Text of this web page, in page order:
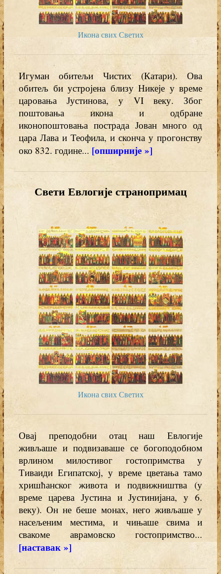
Икона свих Светих
Игуман обитељи Чистих (Катари). Ова
обитељ би устројена близу Никеје у време
царовања Јустинова, у VI веку. Због
поштовања икона и одбране
иконопоштовања пострада Јован много од
цара Лава и Теофила, и сконча у прогонству
око 832. године... [опширније »]
Свети Евлогије странопримац
Икона свих Светих
Овај преподобни отац наш Евлогије
живљаше и подвизаваше се богоподобном
врлином милостивог гостопримства у
Тиваиди Египатској, у време цветања тамо
хришћанског живота и подвижништва (у
време царева Јустина и Јустинијана, у 6.
веку). Он не беше монах, него живљаше у
насељеним местима, и чињаше свима и
свакоме аврамовско гостопримство...
[наставак »]